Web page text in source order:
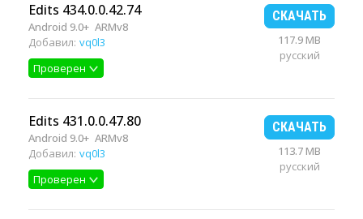
Edits 434.0.0.42.74
Android 9.0+ ARMv8
Добавил: vq0l3
Проверен
СКАЧАТЬ
117.9 MB
русский
Edits 431.0.0.47.80
Android 9.0+ ARMv8
Добавил: vq0l3
Проверен
СКАЧАТЬ
113.7 MB
русский